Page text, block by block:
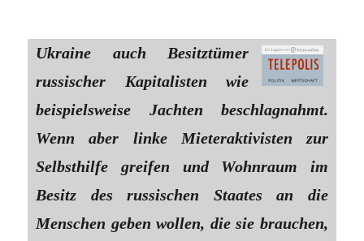
Ukraine auch Besitztümer
russischer Kapitalisten wie
beispielsweise Jachten beschlagnahmt.
Wenn aber linke Mieteraktivisten zur
Selbsthilfe greifen und Wohnraum im
Besitz des russischen Staates an die
Menschen geben wollen, die sie brauchen,